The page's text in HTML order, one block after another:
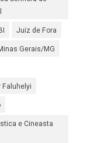
Juiz de Fora
Gerais/MG
Faluhelyi
e Cineasta